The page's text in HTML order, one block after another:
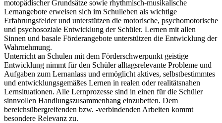
motopädischer Grundsätze sowie rhythmisch-musikalische
Lernangebote erweisen sich im Schulleben als wichtige
Erfahrungsfelder und unterstützen die motorische, psychomotorische
und psychosoziale Entwicklung der Schüler. Lernen mit allen
Sinnen und basale Förderangebote unterstützen die Entwicklung der
Wahrnehmung.
Unterricht an Schulen mit dem Förderschwerpunkt geistige
Entwicklung nimmt für den Schüler alltagsrelevante Probleme und
Aufgaben zum Lernanlass und ermöglicht aktives, selbstbestimmtes
und entwicklungsgemäßes Lernen in realen oder realitätsnahen
Lernsituationen. Alle Lernprozesse sind in einen für die Schüler
sinnvollen Handlungszusammenhang einzubetten. Dem
bereichsübergreifenden bzw. -verbindenden Arbeiten kommt
besondere Relevanz zu.